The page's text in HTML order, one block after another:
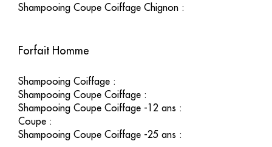
Shampooing Coupe Coiffage Chignon :
Forfait Homme
Shampooing Coiffage :
Shampooing Coupe Coiffage :
Shampooing Coupe Coiffage -12 ans :
Coupe :
Shampooing Coupe Coiffage -25 ans :